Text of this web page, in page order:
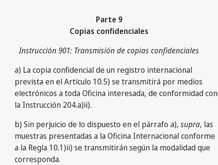
Parte 9
Copias confidenciales
Instrucción 901: Transmisión de copias confidenciales
a) La copia confidencial de un registro internacional
prevista en el Artículo 10.5) se transmitirá por medios
electrónicos a toda Oficina interesada, de conformidad con
la Instrucción 204.a)ii).
b) Sin perjuicio de lo dispuesto en el párrafo a), supra, las
muestras presentadas a la Oficina Internacional conforme
a la Regla 10.1)ii) se transmitirán según la modalidad que
corresponda.